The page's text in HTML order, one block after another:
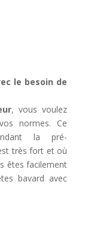
le besoin de
, vous voulez
normes. Ce
la pré-
très fort et où
êtes facilement
bavard avec